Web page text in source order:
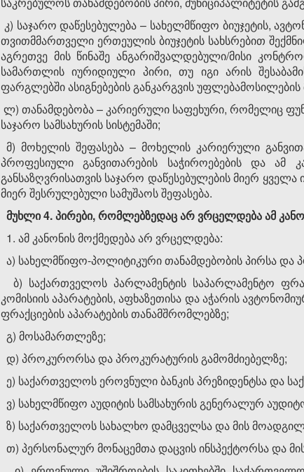
კ) საჯარო დაწესებულება – სახელმწიფო ბიუჯეტის,
თვითმმართველი ერთეულის ბიუჯეტის სახსრებით
აგრეთვე მის წინაშე ანგარიშვალდებული/მისი
სამართლის იურიდიული პირი, თუ იგი არის
ფარგლებში ასიგნებების განკარგვის უფლებამოსილების
ლ) თანამდებობა – კარიერული საფეხური, რომელიც
საჯარო სამსახურის სისტემაში;
მ) მოხელის შეფასება – მოხელის კარიერული
პროფესიული განვითარების საჭიროებების და ამ
განსაზღვრისათვის საჯარო დაწესებულების მიერ
მიერ შესრულებული სამუშაოს შეფასება.
მუხლი 4. პირები, რომლებზედაც არ ვრცელდება ამ
1. ამ კანონის მოქმედება არ ვრცელდება:
ა) სახელმწიფო-პოლიტიკური თანამდებობის პირსა და
ბ) საქართველოს პარლამენტის საპარლამენტო
კომისიის აპარატების, აფხაზეთისა და აჭარის
ფრაქციების აპარატების თანამშრომლებზე;
გ) მოსამართლეზე;
დ) პროკურორსა და პროკურატურის გამომძიებელზე;
ე) საქართველოს ეროვნული ბანკის პრეზიდენტსა და
ვ) სახელმწიფო აუდიტის სამსახურის გენერალურ
ზ) საქართველოს სახალხო დამცველსა და მის
თ) პერსონალურ მონაცემთა დაცვის ინსპექტორსა და